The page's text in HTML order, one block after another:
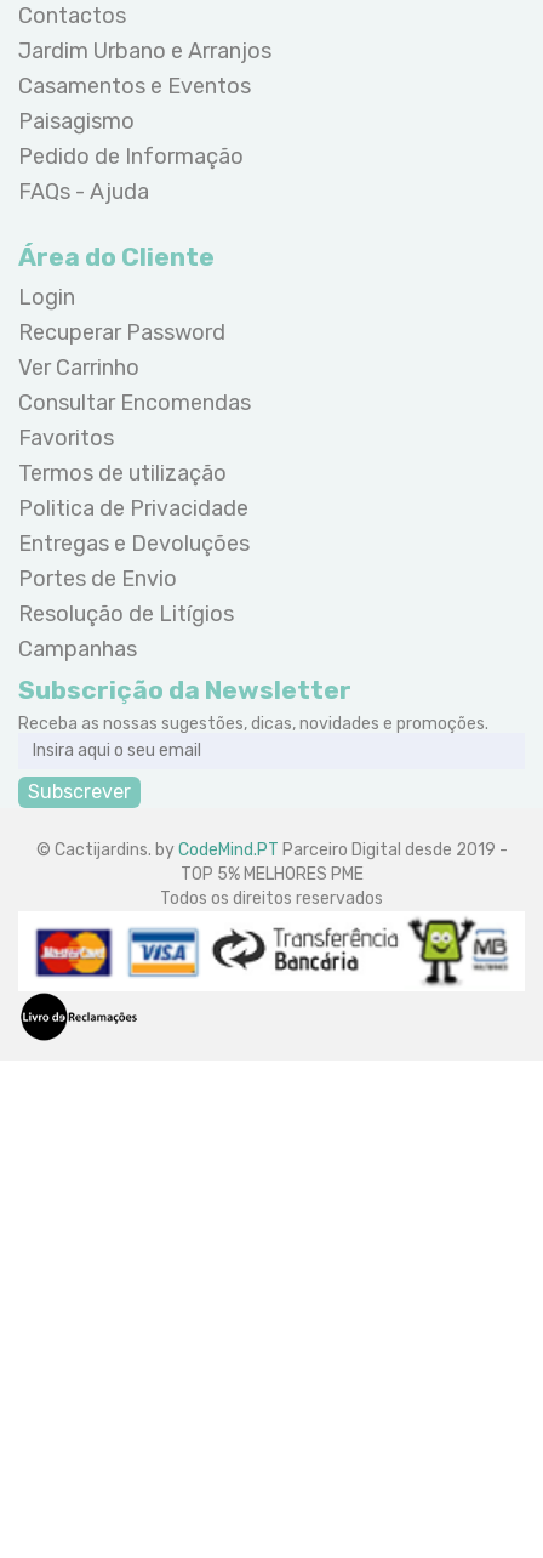
Contactos
Jardim Urbano e Arranjos
Casamentos e Eventos
Paisagismo
Pedido de Informação
FAQs - Ajuda
Área do Cliente
Login
Recuperar Password
Ver Carrinho
Consultar Encomendas
Favoritos
Termos de utilização
Politica de Privacidade
Entregas e Devoluções
Portes de Envio
Resolução de Litígios
Campanhas
Subscrição da Newsletter
Receba as nossas sugestões, dicas, novidades e promoções.
Subscrever
© Cactijardins. byCodeMind.PT Parceiro Digital desde 2019 -
TOP 5% MELHORES PME
Todos os direitos reservados